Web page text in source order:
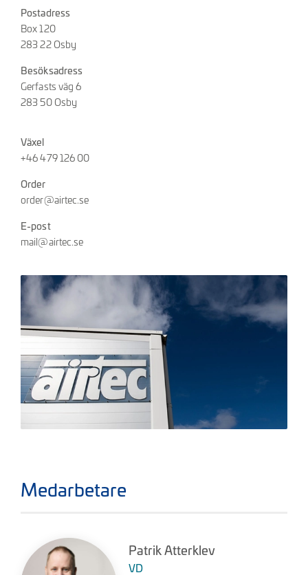
Postadress
Box 120
283 22 Osby
Besöksadress
Gerfasts väg 6
283 50 Osby
Växel
+46 479 126 00
Order
order@airtec.se
E-post
mail@airtec.se
Medarbetare
Patrik Atterklev
VD